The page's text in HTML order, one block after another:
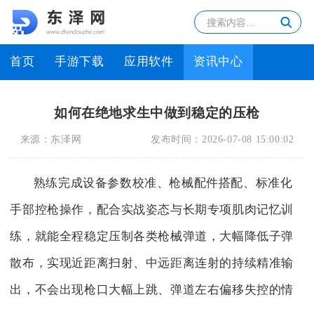
首页 手游下载 应用软件 资讯中心
如何在绝地求生中做到稳定的压枪
来源： 东泽网 发布时间： 2026-07-08 15:00:02
熟练完成设备参数校准、枪械配件搭配、标准化
手部控枪操作，配合实战姿态与长期专项肌肉记忆训
练，就能全程稳定压制各类枪械弹道，大幅降低子弹
散布，实现近距离扫射、中远距离连射的持续精准输
出，不会出现枪口大幅上跳、弹道左右偏移失控的情